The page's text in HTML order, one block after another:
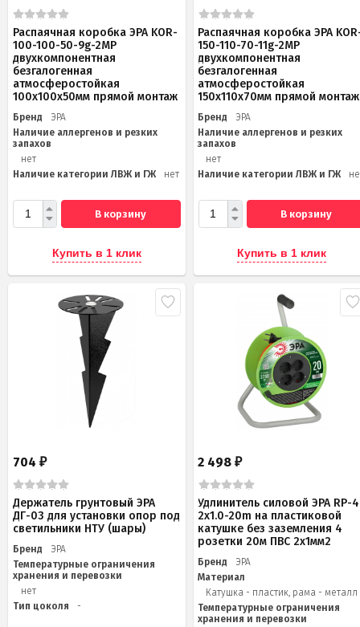
Распаячная коробка ЭРА KOR-
100-100-50-9g-2MP
двухкомпонентная
безгалогенная
атмосферостойкая
100х100х50мм прямой монтаж
Бренд
ЭРА
Наличие аллергенов и резких
запахов
нет
Наличие категории ЛВЖ и ГЖ
нет
В корзину
Купить в 1 клик
Распаячная коробка ЭРА
150-110-70-11g-2MP
двухкомпонентная
безгалогенная
атмосферостойкая
150х110х70мм прямой монтаж
Бренд
ЭРА
Наличие аллергенов и резких
запахов
нет
Наличие категории ЛВЖ и ГЖ
В корзину
Купить в 1 клик
704 ₽
Держатель грунтовый ЭРА
ДГ-03 для установки опор под
светильники НТУ (шары)
Бренд
ЭРА
Температурные ограничения
хранения и перевозки
нет
Тип цоколя
-
2 498₽
Удлинитель силовой ЭРА RP-
2x1.0-20m на пластиковой
катушке без заземления 4
розетки 20м ПВС 2х1мм2
Бренд
ЭРА
Материал
Катушка - пластик, рама - металл
Температурные ограничения
хранения и перевозки